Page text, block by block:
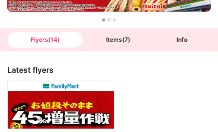
Flyers(14) Items(7) Info
Latest flyers